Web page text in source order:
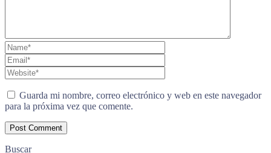
Guarda mi nombre, correo electrónico y web en este navegador
para la próxima vez que comente.
Buscar